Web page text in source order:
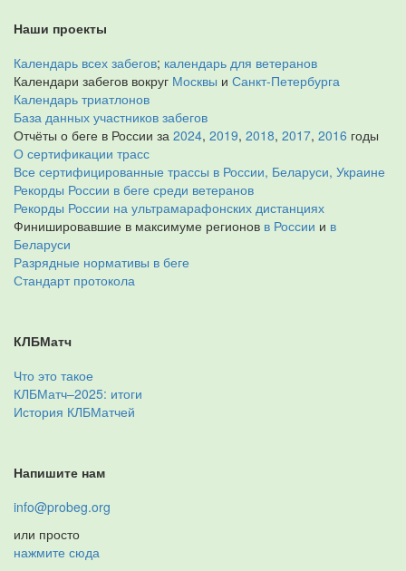
Наши проекты
Календарь всех забегов; календарь для ветеранов
Календари забегов вокруг Москвы и Санкт-Петербурга
Календарь триатлонов
База данных участников забегов
Отчёты о беге в России за 2024, 2019, 2018, 2017, 2016 годы
О сертификации трасс
Все сертифицированные трассы в России, Беларуси, Украине
Рекорды России в беге среди ветеранов
Рекорды России на ультрамарафонских дистанциях
Финишировавшие в максимуме регионов в России и в
Беларуси
Разрядные нормативы в беге
Стандарт протокола
КЛБМатч
Что это такое
КЛБМатч–2025: итоги
История КЛБМатчей
Напишите нам
info@probeg.org
или просто
нажмите сюда